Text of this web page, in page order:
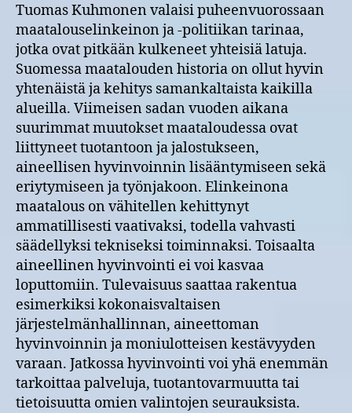
Tuomas Kuhmonen valaisi puheenvuorossaan
maatalouselinkeinon ja -politiikan tarinaa,
jotka ovat pitkään kulkeneet yhteisiä latuja.
Suomessa maatalouden historia on ollut hyvin
yhtenäistä ja kehitys samankaltaista kaikilla
alueilla. Viimeisen sadan vuoden aikana
suurimmat muutokset maataloudessa ovat
liittyneet tuotantoon ja jalostukseen,
aineellisen hyvinvoinnin lisääntymiseen sekä
eriytymiseen ja työnjakoon. Elinkeinona
maatalous on vähitellen kehittynyt
ammatillisesti vaativaksi, todella vahvasti
säädellyksi tekniseksi toiminnaksi. Toisaalta
aineellinen hyvinvointi ei voi kasvaa
loputtomiin. Tulevaisuus saattaa rakentua
esimerkiksi kokonaisvaltaisen
järjestelmänhallinnan, aineettoman
hyvinvoinnin ja moniulotteisen kestävyyden
varaan. Jatkossa hyvinvointi voi yhä enemmän
tarkoittaa palveluja, tuotantovarmuutta tai
tietoisuutta omien valintojen seurauksista.